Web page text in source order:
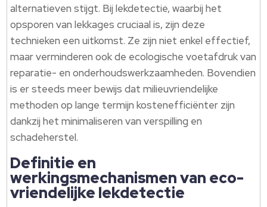
alternatieven stijgt. Bij lekdetectie, waarbij het
opsporen van lekkages cruciaal is, zijn deze
technieken een uitkomst. Ze zijn niet enkel effectief,
maar verminderen ook de ecologische voetafdruk van
reparatie- en onderhoudswerkzaamheden. Bovendien
is er steeds meer bewijs dat milieuvriendelijke
methoden op lange termijn kostenefficiënter zijn
dankzij het minimaliseren van verspilling en
schadeherstel.
Definitie en
werkingsmechanismen van eco-
vriendelijke lekdetectie